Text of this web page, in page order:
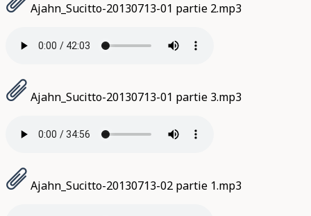
Ajahn_Sucitto-20130713-01 partie 2.mp3
Ajahn_Sucitto-20130713-01 partie 3.mp3
Ajahn_Sucitto-20130713-02 partie 1.mp3